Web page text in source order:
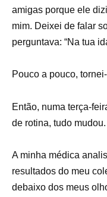
amigas porque ele
mim. Deixei de falar
perguntava: “Na tua
Pouco a pouco,
Então, numa terça-
de rotina, tudo mudou.
A minha médica
resultados do meu
debaixo dos meus